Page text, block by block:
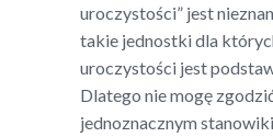
uroczystości” jest
takie jednostki dla
uroczystości jest
Dlatego nie mogę
jednoznacznym